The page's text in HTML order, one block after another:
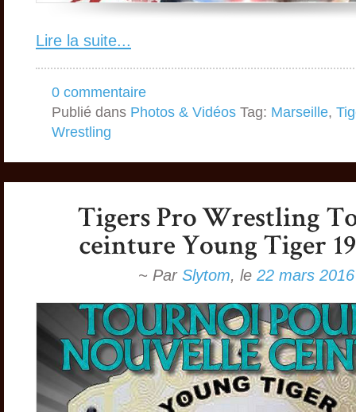
Lire la suite...
0 commentaire
Publié dans Photos & Vidéos Tag: Marseille,
Wrestling
~ Par Slytom, le 22 mars 2016